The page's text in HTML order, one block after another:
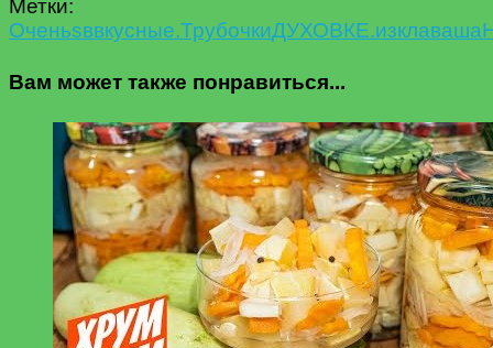
Метки:
Oченьsввкусные.ТрубочкиДУХОВКЕ.изклаваша
Вам может также понравиться...